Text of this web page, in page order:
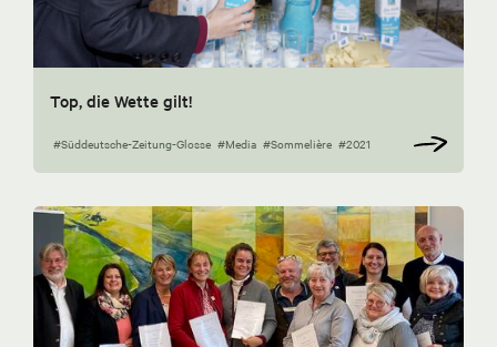
Top, die Wette gilt!
#Süddeutsche-Zeitung-Glosse #Media #Sommelière #2021